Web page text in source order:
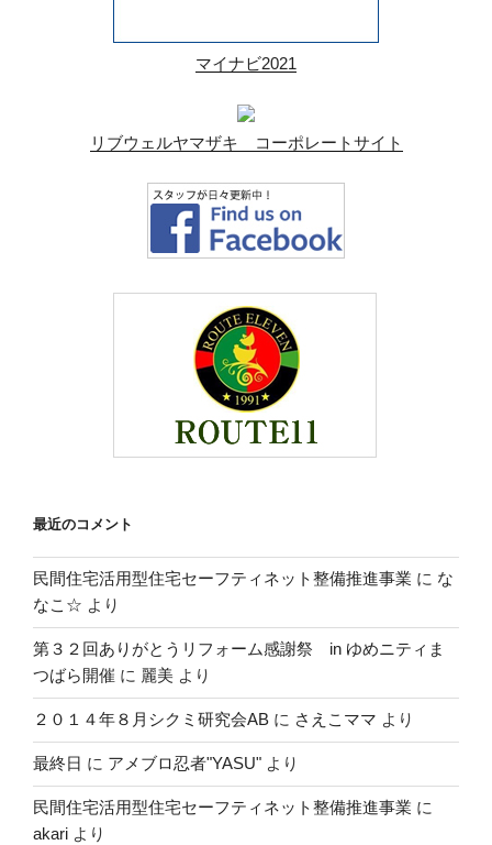
マイナビ2021
リブウェルヤマザキ コーポレートサイト
最近のコメント
民間住宅活用型住宅セーフティネット整備推進事業 に な
なこ☆ より
第３２回ありがとうリフォーム感謝祭 in ゆめニティま
つばら開催 に 麗美 より
２０１４年８月シクミ研究会AB に さえこママ より
最終日 に アメブロ忍者"YASU" より
民間住宅活用型住宅セーフティネット整備推進事業 に
akari より